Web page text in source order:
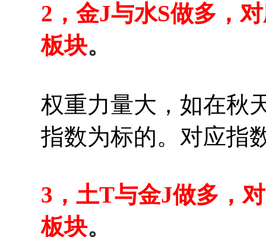
2，金J与水S做多，
板块。
权重力量大，如在秋
指数为标的。对应指
3，土T与金J做多，
板块。